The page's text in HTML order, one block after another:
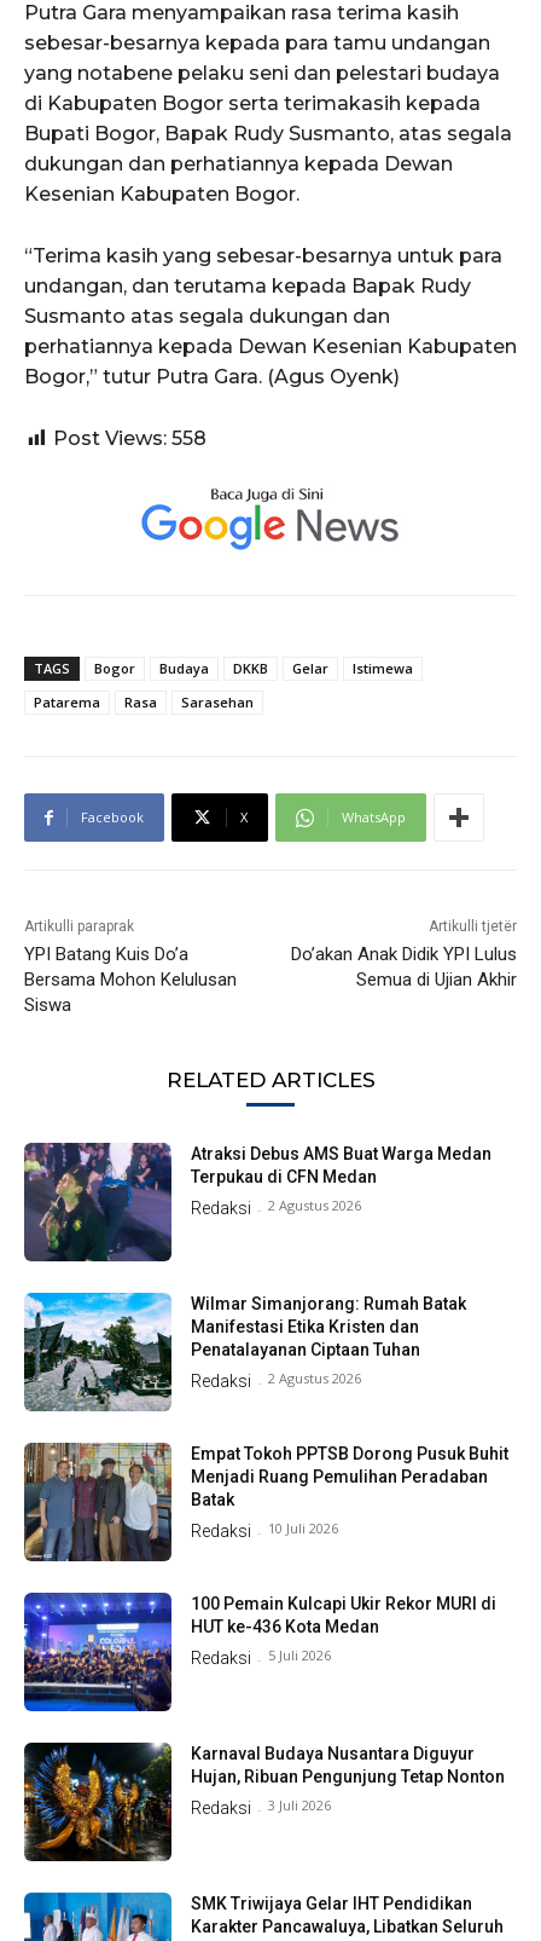
Putra Gara menyampaikan rasa terima kasih
sebesar-besarnya kepada para tamu undangan
yang notabene pelaku seni dan pelestari budaya
di Kabupaten Bogor serta terimakasih kepada
Bupati Bogor, Bapak Rudy Susmanto, atas segala
dukungan dan perhatiannya kepada Dewan
Kesenian Kabupaten Bogor.
“Terima kasih yang sebesar-besarnya untuk para
undangan, dan terutama kepada Bapak Rudy
Susmanto atas segala dukungan dan
perhatiannya kepada Dewan Kesenian Kabupaten
Bogor,” tutur Putra Gara. (Agus Oyenk)
Post Views: 558
TAGS Bogor Budaya DKKB Gelar
Istimewa
Patarema
Rasa Sarasehan
Facebook X WhatsApp
Artikulli paraprak
YPI Batang Kuis Do’a
Bersama Mohon Kelulusan
Siswa
Artikulli tjetër
Do’akan Anak Didik YPI Lulus
Semua di Ujian Akhir
RELATED ARTICLES
Atraksi Debus AMS Buat Warga Medan
Terpukau di CFN Medan
Redaksi - 2 Agustus 2026
Wilmar Simanjorang: Rumah Batak
Manifestasi Etika Kristen dan
Penatalayanan Ciptaan Tuhan
Redaksi - 2 Agustus 2026
Empat Tokoh PPTSB Dorong Pusuk Buhit
Menjadi Ruang Pemulihan Peradaban
Batak
Redaksi - 10 Juli 2026
100 Pemain Kulcapi Ukir Rekor MURI di
HUT ke-436 Kota Medan
Redaksi - 5 Juli 2026
Karnaval Budaya Nusantara Diguyur
Hujan, Ribuan Pengunjung Tetap Nonton
Redaksi - 3 Juli 2026
SMK Triwijaya Gelar IHT Pendidikan
Karakter Pancawaluya, Libatkan Seluruh